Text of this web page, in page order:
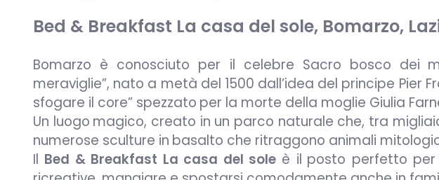
Bed & Breakfast La casa del sole, Bomarzo,
Bomarzo è conosciuto per il celebre Sacro bosco dei
meraviglie”, nato a metà del 1500 dall’idea del principe Pier
sfogare il core” spezzato per la morte della moglie Giulia
Un luogo magico, creato in un parco naturale che, tra
numerose sculture in basalto che ritraggono animali
Il Bed & Breakfast La casa del soleè il posto perfetto per